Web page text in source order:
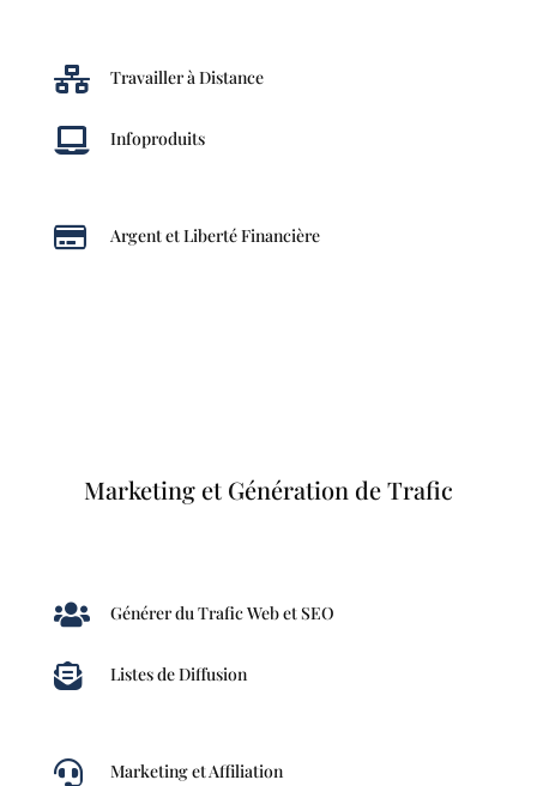
 Travailler à Distance
 Infoproduits
 Argent et Liberté Financière
Marketing et Génération de Trafic
 Générer du Trafic Web et SEO
 Listes de Diffusion
 Marketing et Affiliation